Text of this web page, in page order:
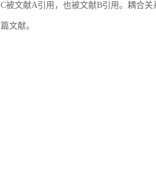
C被文献A引用，也被文献B引用。耦合
篇文献。